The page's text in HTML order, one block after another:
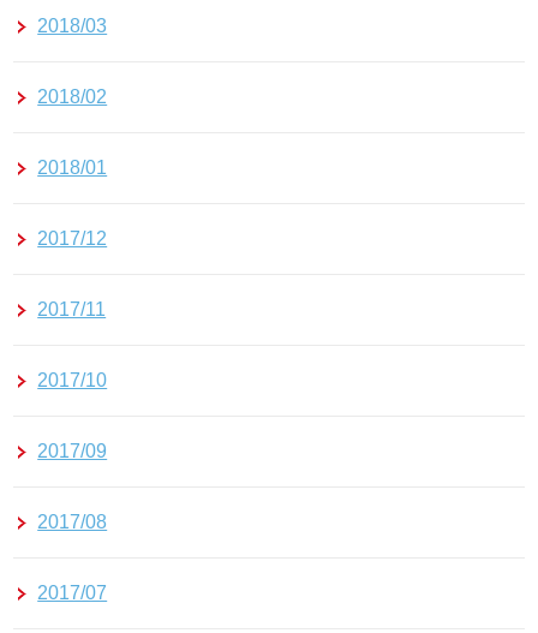
2018/03
2018/02
2018/01
2017/12
2017/11
2017/10
2017/09
2017/08
2017/07